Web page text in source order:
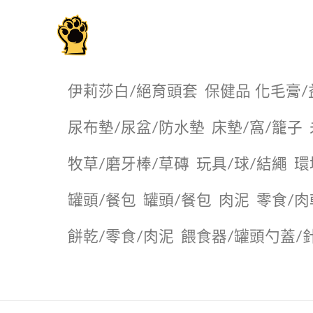
伊莉莎白/絕育頭套 保健品 化毛膏/
尿布墊/尿盆/防水墊 ️床墊/窩/籠子
牧草/磨牙棒/草磚 玩具/球/結繩 環
罐頭/餐包 罐頭/餐包 肉泥 零食/
餅乾/零食/肉泥 餵食器/罐頭勺蓋/